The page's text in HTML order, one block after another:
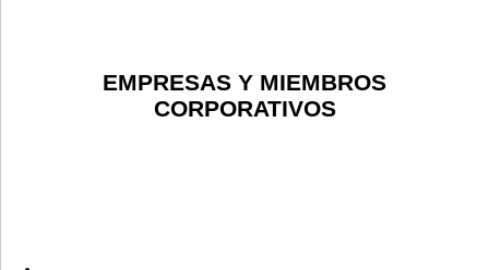
EMPRESAS Y MIEMBROS
CORPORATIVOS